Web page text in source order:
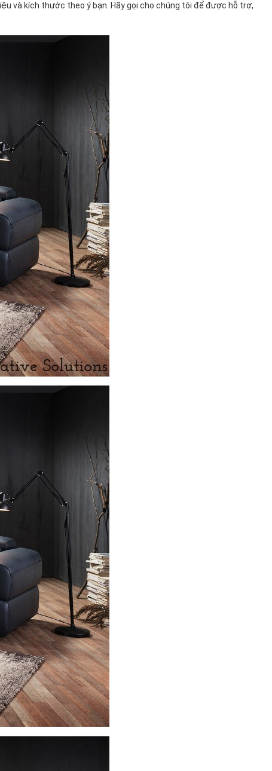
và kích thước theo ý bạn. Hãy gọi cho chúng tôi để được hỗ trợ,